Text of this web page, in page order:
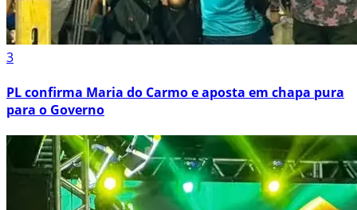
3
PL confirma Maria do Carmo e aposta em chapa pura
para o Governo